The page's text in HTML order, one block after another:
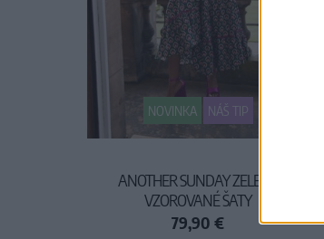
NOVINKA NÁŠ TIP
ANOTHER SUNDAY ZELENÉ
VZOROVANÉ ŠATY
79,90 €